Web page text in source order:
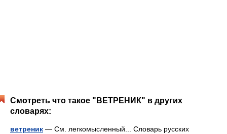
Смотреть что такое "ВЕТРЕНИК" в других
словарях:
ветреник — См. легкомысленный... Словарь русских